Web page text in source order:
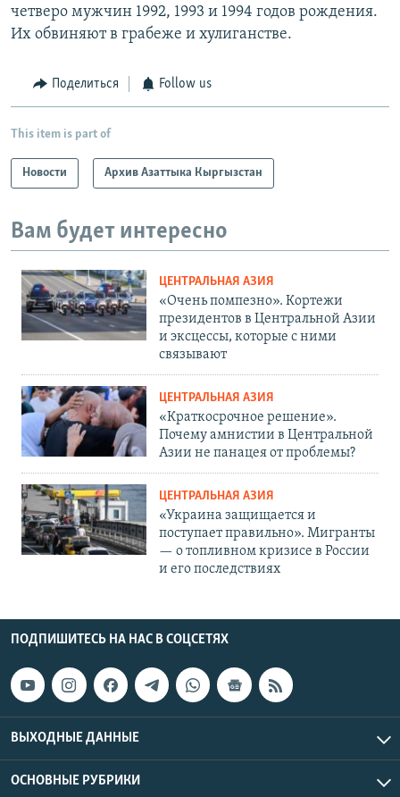
четверо мужчин 1992, 1993 и 1994 годов рождения.
Их обвиняют в грабеже и хулиганстве.
Поделиться Follow us
This item is part of
Новости Архив Азаттыка Кыргызстан
Вам будет интересно
ЦЕНТРАЛЬНАЯ АЗИЯ
«Очень помпезно». Кортежи
президентов в Центральной Азии
и эксцессы, которые с ними
связывают
ЦЕНТРАЛЬНАЯ АЗИЯ
«Краткосрочное решение».
Почему амнистии в Центральной
Азии не панацея от проблемы?
ЦЕНТРАЛЬНАЯ АЗИЯ
«Украина защищается и
поступает правильно». Мигранты
— о топливном кризисе в России
и его последствиях
ПОДПИШИТЕСЬ НА НАС В СОЦСЕТЯХ
ВЫХОДНЫЕ ДАННЫЕ
ОСНОВНЫЕ РУБРИКИ